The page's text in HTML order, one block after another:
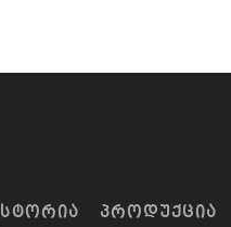
ᲘᲡᲢᲝᲠᲘᲐ ᲞᲠᲝᲓᲣᲥᲪᲘᲐ